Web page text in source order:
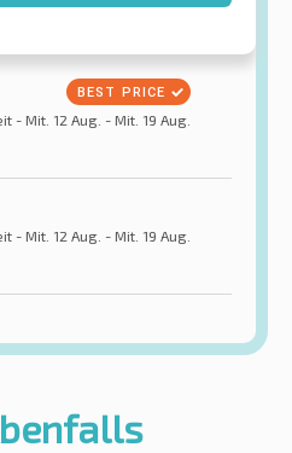
- Mit. 12 Aug. - Mit. 19 Aug.
- Mit. 12 Aug. - Mit. 19 Aug.